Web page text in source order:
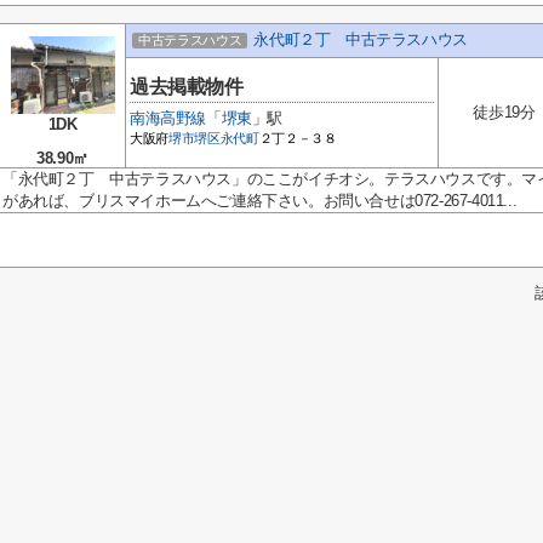
1DK
38.90㎡
中古テラスハウス 永代町２丁 中古テラスハウス
過去掲載物件
南海高野線 「 堺東 」駅
大阪府堺市堺区永代町 ２丁２－３８
徒歩19分
「永代町２丁 中古テラスハウス」のここがイチオシ。テラスハウスです。
があれば、ブリスマイホームへご連絡下さい。お問い合せは072-267-4011...